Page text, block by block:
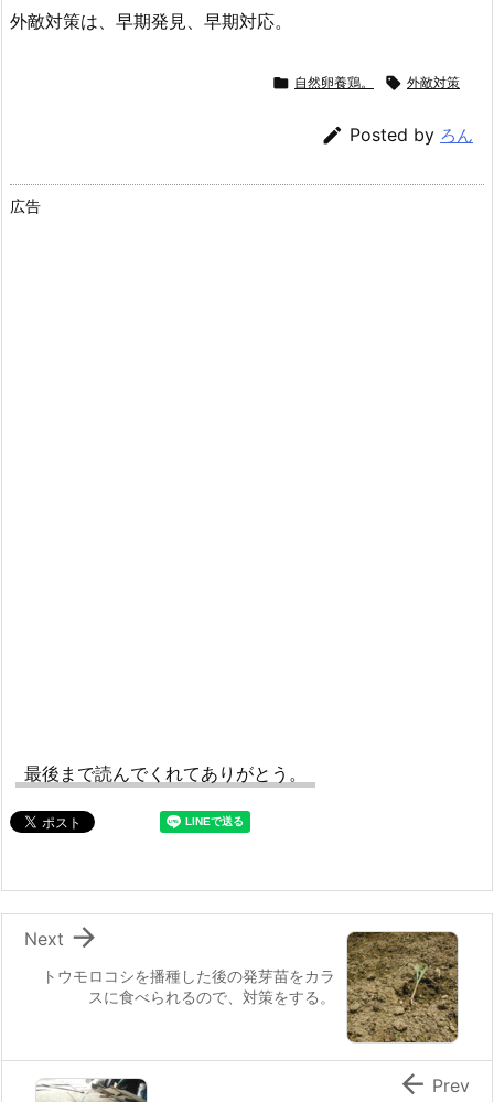
外敵対策は、早期発見、早期対応。
 自然卵養鶏。  外敵対策
 Posted by ろん
広告
最後まで読んでくれてありがとう。
トウモロコシを播種した後の発芽苗をカラ
スに食べられるので、対策をする。

Next
 Prev